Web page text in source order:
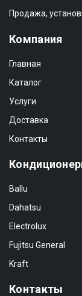
Продажа,
Компания
Главная
Каталог
Услуги
Доставка
Контакты
Ballu
Dahatsu
Electrolux
Fujitsu General
Kraft
Контакты